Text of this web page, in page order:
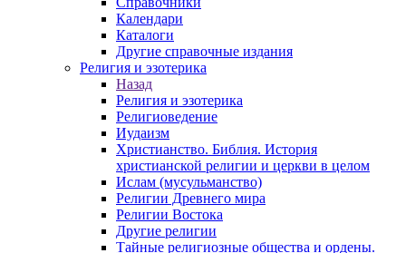
Календари
Каталоги
Другие справочные издания
Религия и эзотерика
Назад
Религия и эзотерика
Религиоведение
Иудаизм
Христианство. Библия. История
христианской религии и церкви в целом
Ислам (мусульманство)
Религии Древнего мира
Религии Востока
Другие религии
Тайные религиозные общества и ордены.